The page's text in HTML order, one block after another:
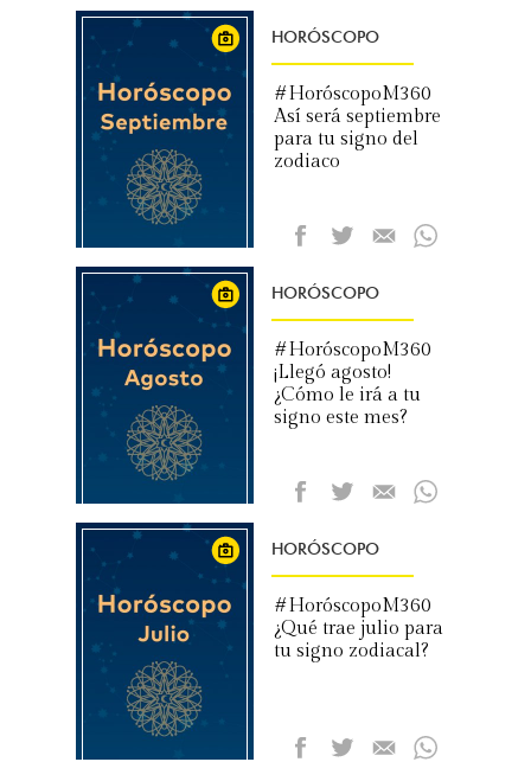
HORÓSCOPO
#HoróscopoM360
Así será septiembre
para tu signo del
zodiaco
HORÓSCOPO
#HoróscopoM360
¡Llegó agosto!
¿Cómo le irá a tu
signo este mes?
HORÓSCOPO
#HoróscopoM360
¿Qué trae julio para
tu signo zodiacal?